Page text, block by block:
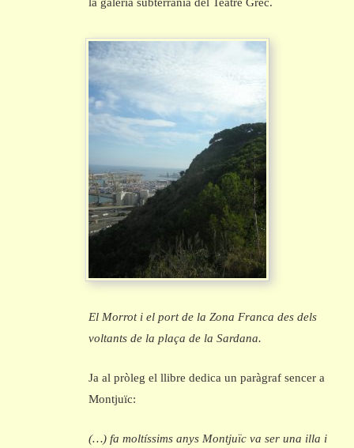
El Morrot i el port de la Zona Franca des dels
voltants de la plaça de la Sardana.
Ja al pròleg el llibre dedica un paràgraf sencer a
Montjuïc:
(…) fa moltíssims anys Montjuïc va ser una illa i